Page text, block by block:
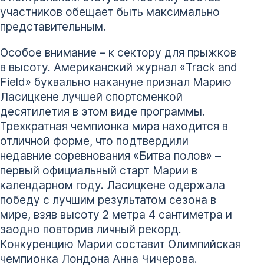
участников обещает быть максимально
представительным.
Особое внимание – к сектору для прыжков
в высоту. Американский журнал «Track and
Field» буквально накануне признал Марию
Ласицкене лучшей спортсменкой
десятилетия в этом виде программы.
Трехкратная чемпионка мира находится в
отличной форме, что подтвердили
недавние соревнования «Битва полов» –
первый официальный старт Марии в
календарном году. Ласицкене одержала
победу с лучшим результатом сезона в
мире, взяв высоту 2 метра 4 сантиметра и
заодно повторив личный рекорд.
Конкуренцию Марии составит Олимпийская
чемпионка Лондона Анна Чичерова.